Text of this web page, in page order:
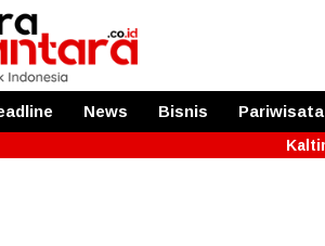
News Bisnis Pariwisata